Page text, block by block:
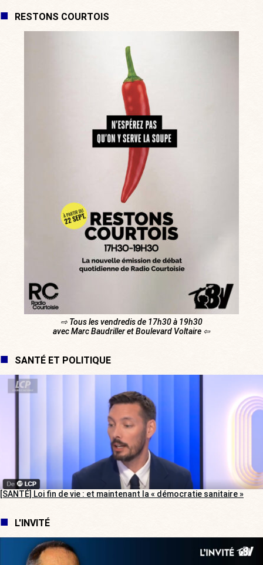
RESTONS COURTOIS
⇨ Tous les vendredis de 17h30 à 19h30
avec Marc Baudriller et Boulevard Voltaire ⇦
SANTÉ ET POLITIQUE
[SANTÉ] Loi fin de vie : et maintenant la « démocratie sanitaire »
L'INVITÉ